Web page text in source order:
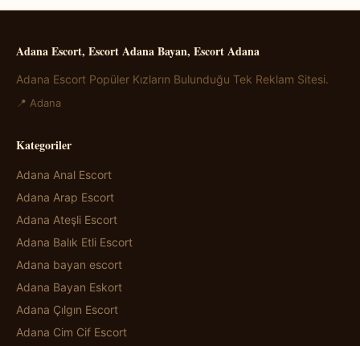
Adana Escort, Escort Adana Bayan, Escort Adana
Adana Escort Popüler Kızların Bulunduğu Tek Reklam Sitesi.
📍 Adana
Kategoriler
Adana Anal Escort
Adana Arap Escort
Adana Ateşli Escort
Adana Balık Etli Escort
Adana bayan escort
Adana Bayan Eskort
Adana Çılgın Escort
Adana Cim Cif Escort